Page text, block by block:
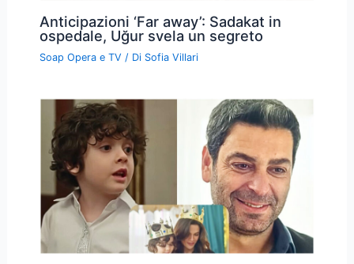
Anticipazioni ‘Far away’: Sadakat in
ospedale, Uğur svela un segreto
Soap Opera e TV / Di Sofia Villari